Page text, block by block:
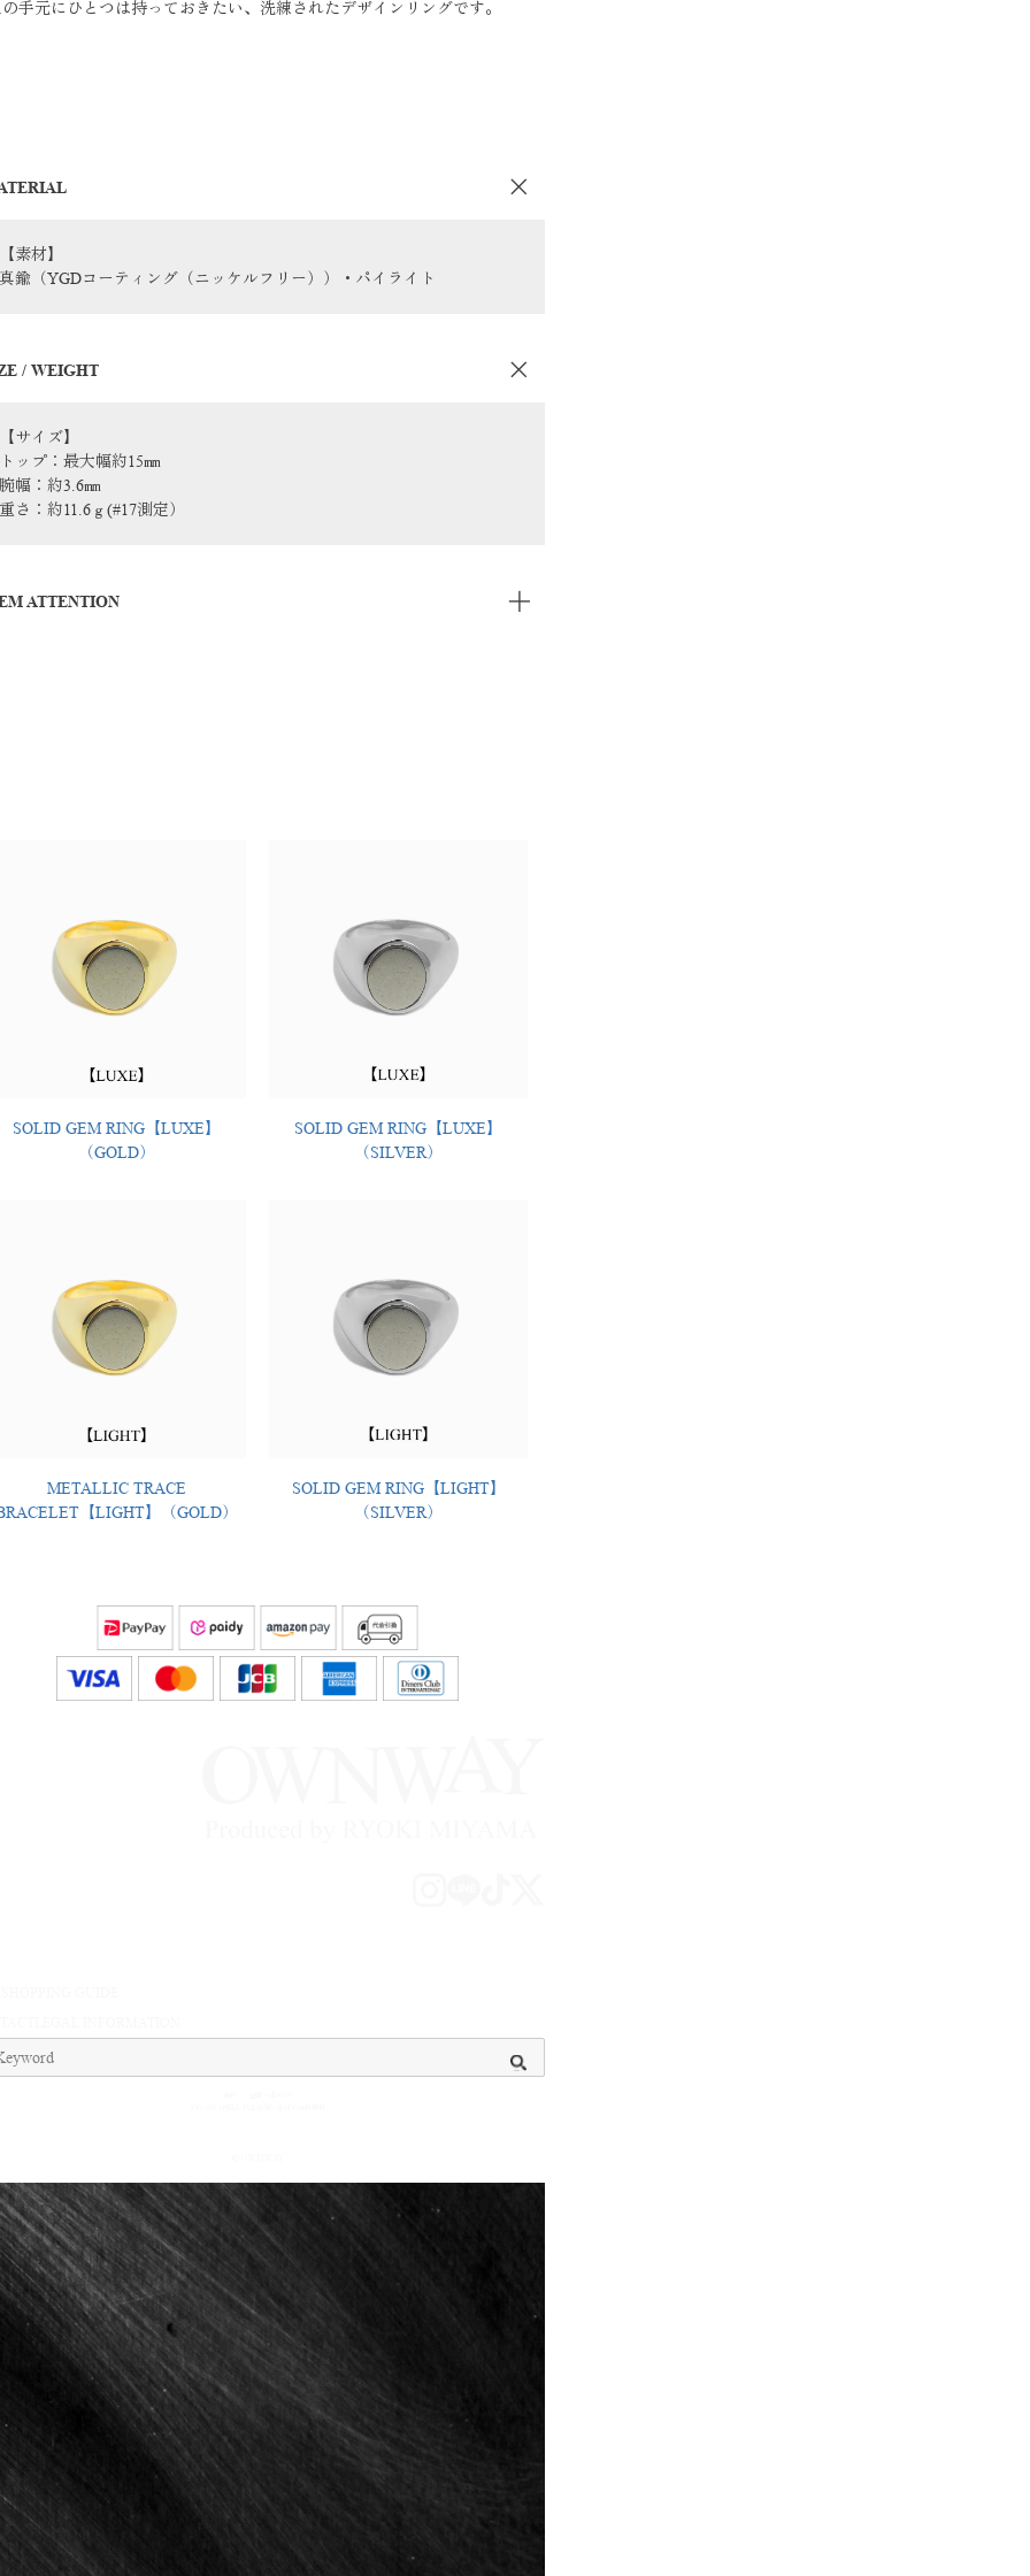
手元にひとつは持っておきたい、洗練されたデザインリングです。
【素材】
真鍮（YGDコーティング（ニッケルフリー））・パイライト
/ WEIGHT
【サイズ】
トップ：最大幅約15㎜
腕幅：約3.6㎜
重さ：約11.6ｇ(#17測定）
ATTENTION
SOLID GEM RING【LUXE】
（GOLD）
SOLID GEM RING【LUXE】
（SILVER）
METALLIC TRACE
【LIGHT】（GOLD）
SOLID GEM RING【LIGHT】
（SILVER）